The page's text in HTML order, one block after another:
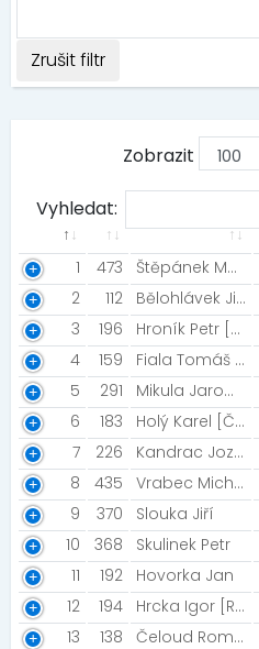
Zrušit filtr
Zobrazit
Vyhledat:
1 473 Štěpánek Martin [ENDEKA team]
2
112 Bělohlávek Jiří [Optimal-Energy.cz]
3
196 Hroník Petr [Brno]
4
159 Fiala Tomáš [Luleč]
5
291 Mikula Jaromír
6
183 Holý Karel [Černí panteři]
7
226 Kandrac Jozef
8
435 Vrabec Michal
9
370 Slouka Jiří
10
368 Skulinek Petr
11
192 Hovorka Jan
12
194 Hrcka Igor [Running Team Baník Čáry]
13
138 Čeloud Roman [Trista60]